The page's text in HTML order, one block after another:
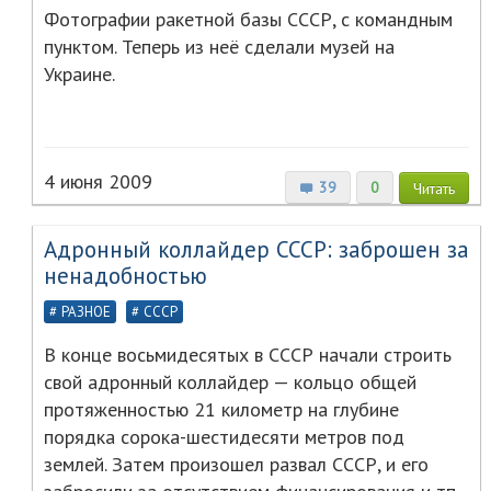
Фотографии ракетной базы СССР, с командным
пунктом. Теперь из неё сделали музей на
Украине.
39 0 Читать
4 июня 2009
Адронный коллайдер СССР: заброшен за
ненадобностью
РАЗНОЕ СССР
В конце восьмидесятых в СССР начали строить
свой адронный коллайдер — кольцо общей
протяженностью 21 километр на глубине
порядка сорока-шестидесяти метров под
землей. Затем произошел развал СССР, и его